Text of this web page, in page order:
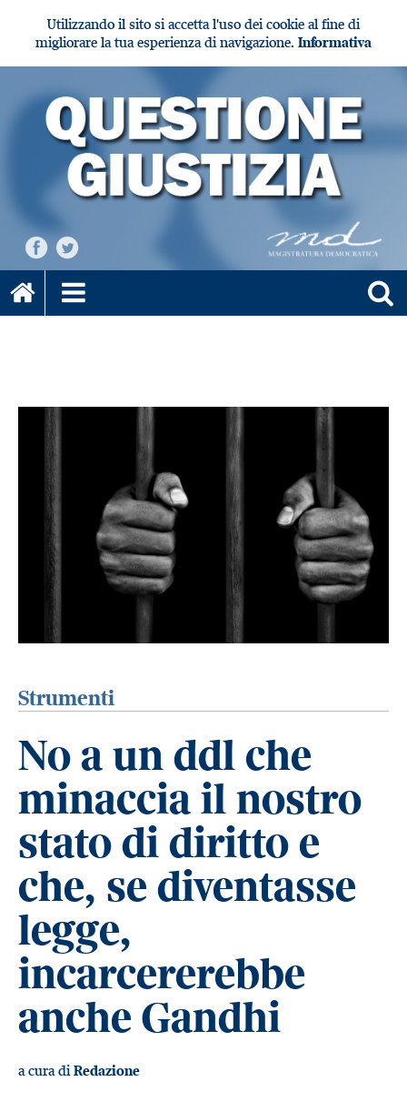
Utilizzando il sito si accetta l'uso dei cookie al fine di
migliorare la tua esperienza di navigazione. Informativa
Strumenti
No a un ddl che
minaccia il nostro
stato di diritto e
che, se diventasse
legge,
incarcererebbe
anche Gandhi
a cura diRedazione